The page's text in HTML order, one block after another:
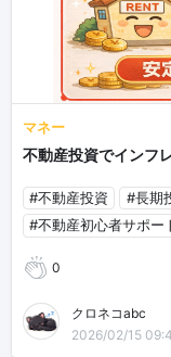
マネー
不動産投資でインフ
#不動産投資 #長期
#不動産初心者サポー
0
クロネコabc
2026/02/15